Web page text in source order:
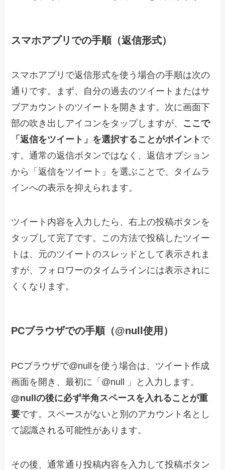
スマホアプリでの手順（返信形式）
スマホアプリで返信形式を使う場合の手順は次の
通りです。まず、自分の過去のツイートまたはサ
ブアカウントのツイートを開きます。次に画面下
部の吹き出しアイコンをタップしますが、 ここで
「返信をツイート」を選択することがポイント で
す。通常の返信ボタンではなく、返信オプション
から「返信をツイート」を選ぶことで、タイムラ
インへの表示を抑えられます。
ツイート内容を入力したら、右上の投稿ボタンを
タップして完了です。この方法で投稿したツイー
トは、元のツイートのスレッドとして表示されま
すが、フォロワーのタイムラインには表示されに
くくなります。
PCブラウザでの手順（@null使用）
PCブラウザで@nullを使う場合は、ツイート作成
画面を開き、最初に「@null 」と入力します。
@nullの後に必ず半角スペースを入れることが重
要です。スペースがないと別のアカウント名とし
て認識される可能性があります。
その後、通常通り投稿内容を入力して投稿ボタン